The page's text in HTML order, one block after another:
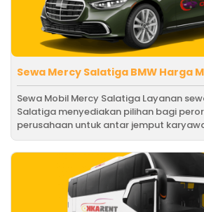
Sewa Mercy Salatiga BMW Harga
Sewa Mobil Mercy Salatiga Layanan
Salatiga menyediakan pilihan bagi
perusahaan untuk antar jemput